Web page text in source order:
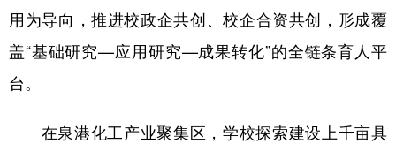
用为导向，推进校政企共创、校企合资共创，形成覆
盖“基础研究—应用研究—成果转化”的全链条育人平
台。
在泉港化工产业聚集区，学校探索建设上千亩具